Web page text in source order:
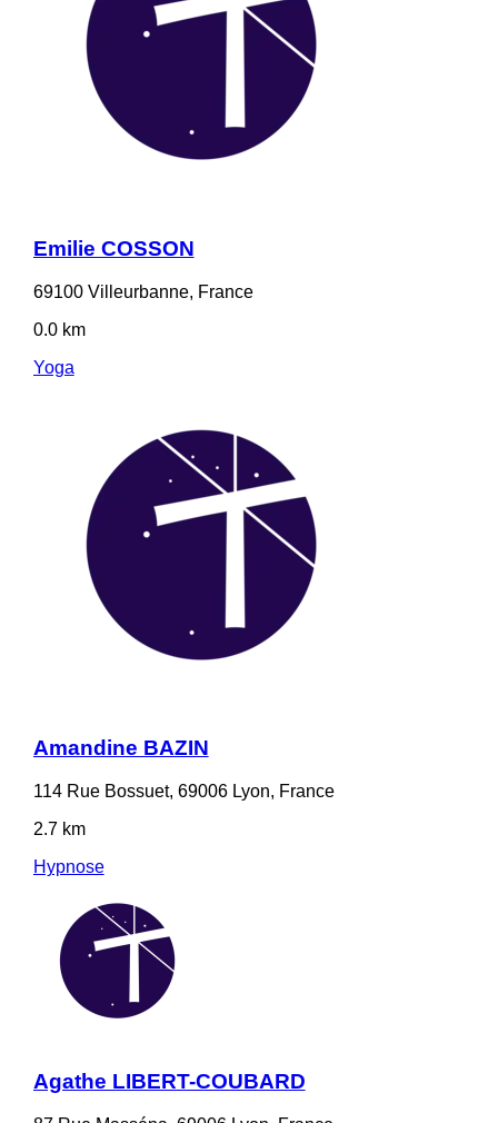
Emilie COSSON
69100 Villeurbanne, France
0.0 km
Yoga
Amandine BAZIN
114 Rue Bossuet, 69006 Lyon, France
2.7 km
Hypnose
Agathe LIBERT-COUBARD